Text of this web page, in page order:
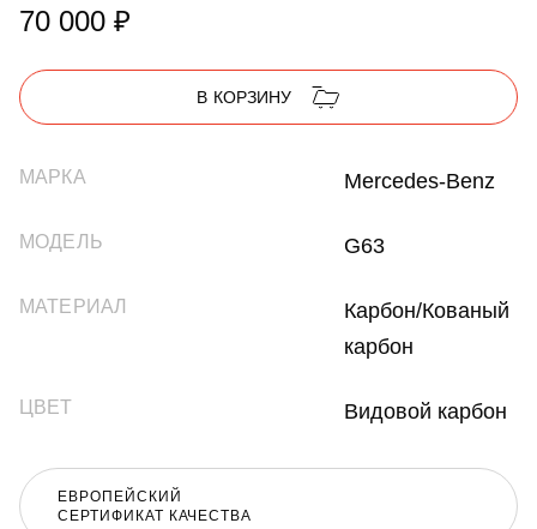
70 000 ₽
В КОРЗИНУ
МАРКА Mercedes-Benz
МОДЕЛЬ G63
МАТЕРИАЛ
Карбон/Кованый
карбон
ЦВЕТ Видовой карбон
ЕВРОПЕЙСКИЙ
СЕРТИФИКАТ КАЧЕСТВА